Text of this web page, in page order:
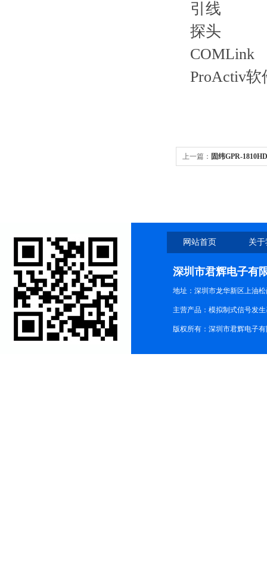
引线
探头
COMLink
ProActiv软
上一篇： 固纬GPR-
网站首页 关
深圳市君辉电子有
地址：深圳市龙华新区上油松
主营产品：模拟制式信号发
版权所有：深圳市君辉电子